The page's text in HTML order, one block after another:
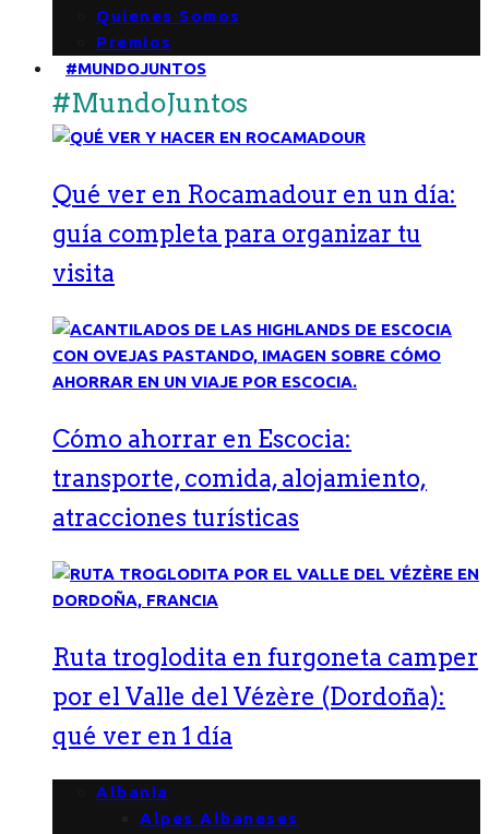
Quienes Somos
Premios
#MUNDOJUNTOS
#MundoJuntos
Qué ver en Rocamadour en un día:
guía completa para organizar tu
visita
Cómo ahorrar en Escocia:
transporte, comida, alojamiento,
atracciones turísticas
Ruta troglodita en furgoneta camper
por el Valle del Vézère (Dordoña):
qué ver en 1 día
Albania
Alpes Albaneses